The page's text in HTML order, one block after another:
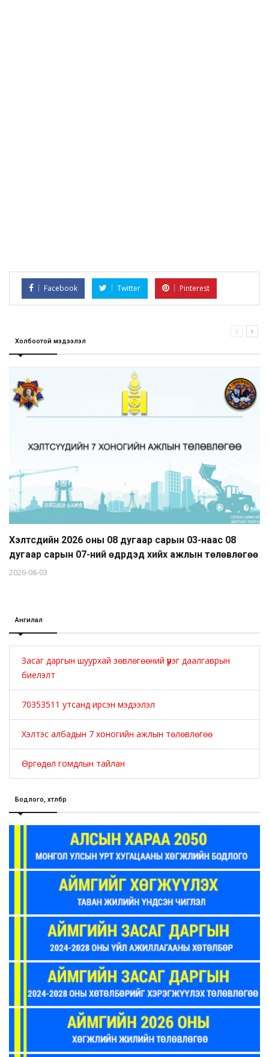
Facebook Twitter Pinterest
Холбоотой мэдээлэл
Хэлтсүүдийн 2026 оны 08 дугаар сарын 03-наас 08
дугаар сарын 07-ний өдрүүдэд хийх ажлын төлөвлөгөө
2026-08-03
Ангилал
Засаг даргын шуурхай зөвлөгөөний үүрэг даалгаврын
биелэлт
70353511 утсанд ирсэн мэдээлэл
Хэлтэс албадын 7 хоногийн ажлын төлөвлөгөө
Өргөдөл гомдлын тайлан
Бодлого, хөтөлбөр